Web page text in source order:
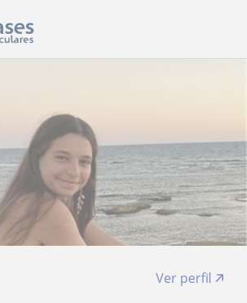
Ver perfil